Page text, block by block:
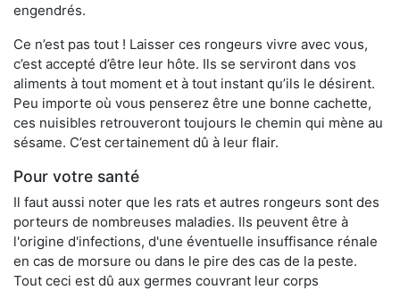
engendrés.
Ce n’est pas tout ! Laisser ces rongeurs vivre avec vous,
c’est accepté d’être leur hôte. Ils se serviront dans vos
aliments à tout moment et à tout instant qu’ils le désirent.
Peu importe où vous penserez être une bonne cachette,
ces nuisibles retrouveront toujours le chemin qui mène au
sésame. C’est certainement dû à leur flair.
Pour votre santé
Il faut aussi noter que les rats et autres rongeurs sont des
porteurs de nombreuses maladies. Ils peuvent être à
l'origine d'infections, d'une éventuelle insuffisance rénale
en cas de morsure ou dans le pire des cas de la peste.
Tout ceci est dû aux germes couvrant leur corps